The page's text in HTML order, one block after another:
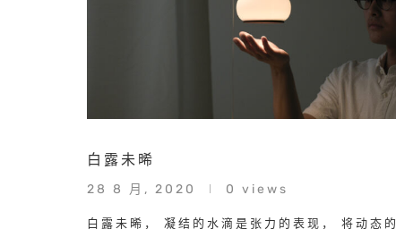
白露未晞
28 8 月, 2020 0 views
白露未晞， 凝结的水滴是张力的表现， 将动态的